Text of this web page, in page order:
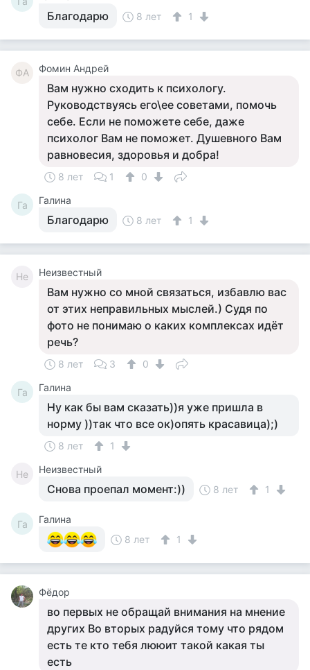
Благодарю 8 лет 1
ФА Фомин Андрей
Вам нужно сходить к психологу.
Руководствуясь его\ее советами, помочь
себе. Если не поможете себе, даже
психолог Вам не поможет. Душевного Вам
равновесия, здоровья и добра!
8 лет 1 0
Га Галина
Благодарю 8 лет 1
Не Неизвестный
Вам нужно со мной связаться, избавлю вас
от этих неправильных мыслей.) Судя по
фото не понимаю о каких комплексах идёт
речь?
8 лет 3 0
Га Галина
Ну как бы вам сказать))я уже пришла в
норму ))так что все ок)опять красавица);)
8 лет 1
Не Неизвестный
Снова проепал момент:)) 8 лет 1
Га
Галина
8 лет
1
Фёдор
во первых не обращай внимания на мнение
других Во вторых радуйся тому что рядом
есть те кто тебя лююит такой какая ты
есть